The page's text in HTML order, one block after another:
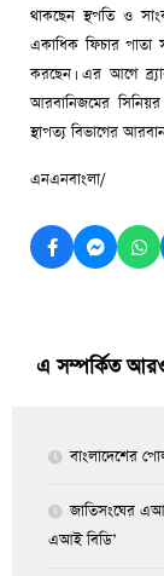
থাকছেন স্থপতি ও
একাধিক ফিচার পাতা
করছেন। এর আগে
আরবানিজমের সিনিয়র
স্থাপত্য বিভাগের
এনএনবাংলা/
এ সম্পর্কিত
বাংলাদেশের
জাতিসংঘের
এআই বিডি’